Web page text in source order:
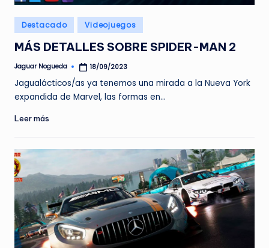
d
aPublicado
en
Destacado Videojuegos
MÁS DETALLES SOBRE SPIDER-MAN 2
Publicado
Jaguar Nogueda 18/09/2023
Jagualácticos/as ya tenemos una mirada a la Nueva York
expandida de Marvel, las formas en…
Leer más